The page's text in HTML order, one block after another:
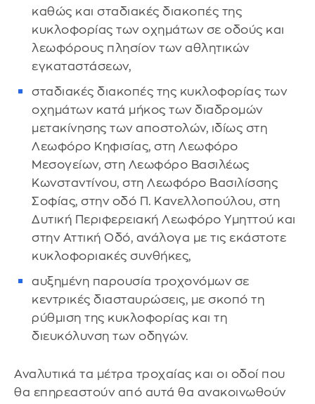
καθώς και σταδιακές διακοπές της
κυκλοφορίας των οχημάτων σε οδούς και
λεωφόρους πλησίον των αθλητικών
εγκαταστάσεων,
σταδιακές διακοπές της κυκλοφορίας των
οχημάτων κατά μήκος των διαδρομών
μετακίνησης των αποστολών, ιδίως στη
Λεωφόρο Κηφισίας, στη Λεωφόρο
Μεσογείων, στη Λεωφόρο Βασιλέως
Κωνσταντίνου, στη Λεωφόρο Βασιλίσσης
Σοφίας, στην οδό Π. Κανελλοπούλου, στη
Δυτική Περιφερειακή Λεωφόρο Υμηττού και
στην Αττική Οδό, ανάλογα με τις εκάστοτε
κυκλοφοριακές συνθήκες,
αυξημένη παρουσία τροχονόμων σε
κεντρικές διασταυρώσεις, με σκοπό τη
ρύθμιση της κυκλοφορίας και τη
διευκόλυνση των οδηγών.
Αναλυτικά τα μέτρα τροχαίας και οι οδοί που
θα επηρεαστούν από αυτά θα ανακοινωθούν